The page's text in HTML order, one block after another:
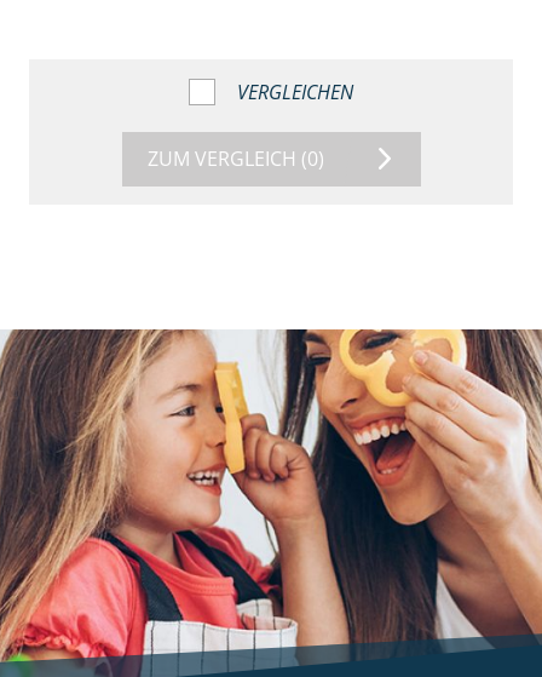
VERGLEICHEN
ZUM VERGLEICH (0)